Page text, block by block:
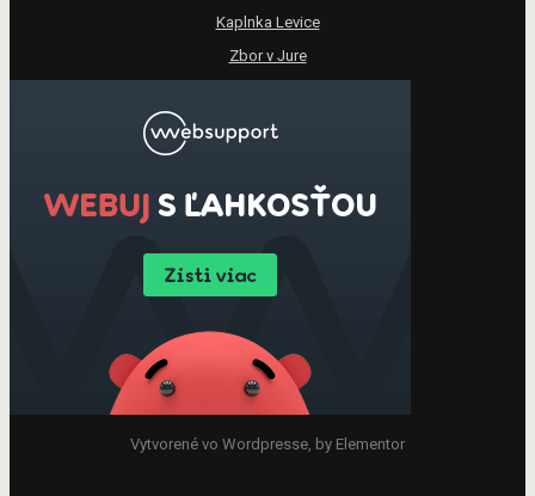
Kaplnka Levice
Zbor v Jure
Vytvorené vo Wordpresse, by Elementor